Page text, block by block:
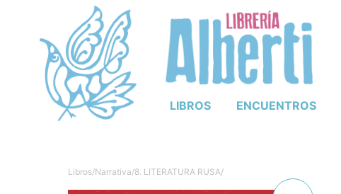
LIBROS ENCUENTROS
Libros/Narrativa/8. LITERATURA RUSA/